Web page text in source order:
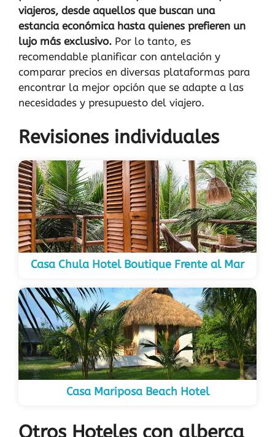
viajeros, desde aquellos que buscan una
estancia económica hasta quienes prefieren un
lujo más exclusivo. Por lo tanto, es
recomendable planificar con antelación y
comparar precios en diversas plataformas para
encontrar la mejor opción que se adapte a las
necesidades y presupuesto del viajero.
Revisiones individuales
Casa Chula Hotel Boutique Frente al Mar
Casa Mariposa Beach Hotel
Otros Hoteles con alberca